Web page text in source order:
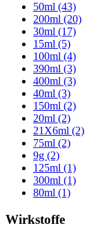
50ml (43)
200ml (20)
30ml (17)
15ml (5)
100ml (4)
390ml (3)
400ml (3)
40ml (3)
150ml (2)
20ml (2)
21X6ml (2)
75ml (2)
9g (2)
125ml (1)
300ml (1)
80ml (1)
Wirkstoffe